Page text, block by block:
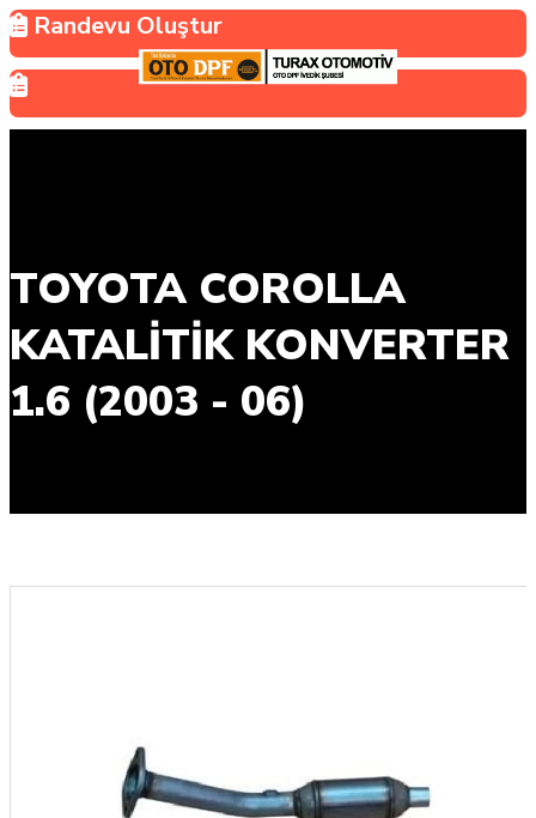
Randevu Oluştur
TOYOTA COROLLA
KATALİTİK KONVERTER
1.6 (2003 - 06)